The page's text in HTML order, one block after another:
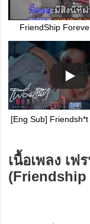
FriendShip
เนื้อเพลง เฟ
(Friendship